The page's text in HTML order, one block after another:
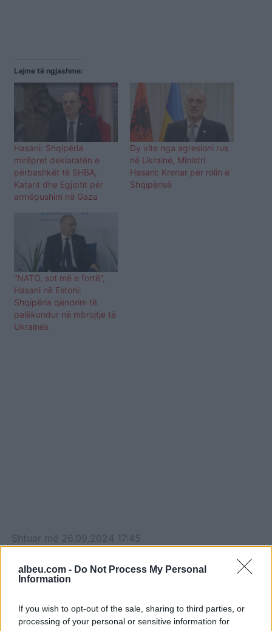
albeu.com - Do Not Process My Personal
Information
If you wish to opt-out of the sale, sharing to third parties, or
processing of your personal or sensitive information for
Lajme të ngjashme:
Hasani: Shqipëria
mirëpret deklaratën e
përbashkët të SHBA,
Katarit dhe Egjiptit për
armëpushim në Gaza
Dy vite nga agresioni rus
në Ukrainë, Ministri
Hasani: Krenar për rolin e
Shqipërisë
“NATO, sot më e fortë”,
Hasani në Estoni:
Shqipëria qëndrim të
palëkundur në mbrojtje të
Ukrainës
Shtuar më 26.09.2024 17:45